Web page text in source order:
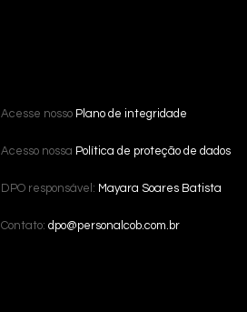
Acesse nosso Plano de integridade
Acesso nossa Política de proteção de dados
DPO responsável: Mayara Soares Batista
Contato: dpo@personalcob.com.br